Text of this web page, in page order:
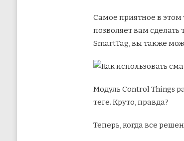
Самое приятное в этом
позволяет вам
SmartTag, вы также
Модуль Control Things
теге. Круто, правда?
Теперь, когда все